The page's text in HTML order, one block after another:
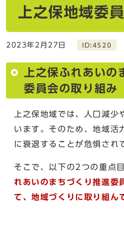
上之保地域委
2023年2月27日 ID:4520
上之保ふれあいの
委員会の取り組み
上之保地域では、人口減
います。そのため、地域活
に衰退することが危惧され
そこで、以下の2つの重点
れあいのまちづくり推進委
て、地域づくりに取り組ん